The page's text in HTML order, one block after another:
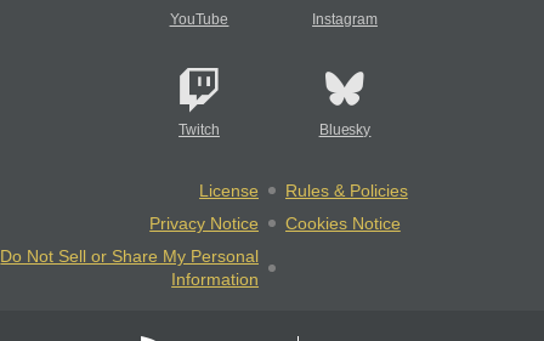
YouTube Instagram
Twitch Bluesky
License
Rules & Policies
Privacy Notice
Cookies Notice
Do Not Sell or Share My Personal
Information